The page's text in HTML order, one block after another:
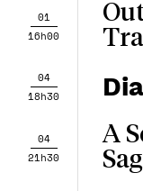
01
16h00
04
18h30
04
21h30
A